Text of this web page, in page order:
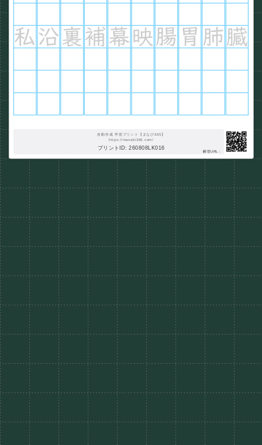
自動作成 学習プリント【まなび365】
https://manabi365.com/
プリントID: 260808LK016
解答URL :